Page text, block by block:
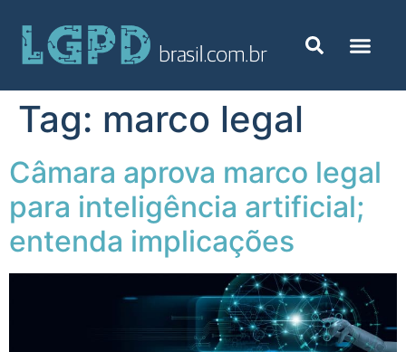
Tag: marco legal
Câmara aprova marco legal
para inteligência artificial;
entenda implicações